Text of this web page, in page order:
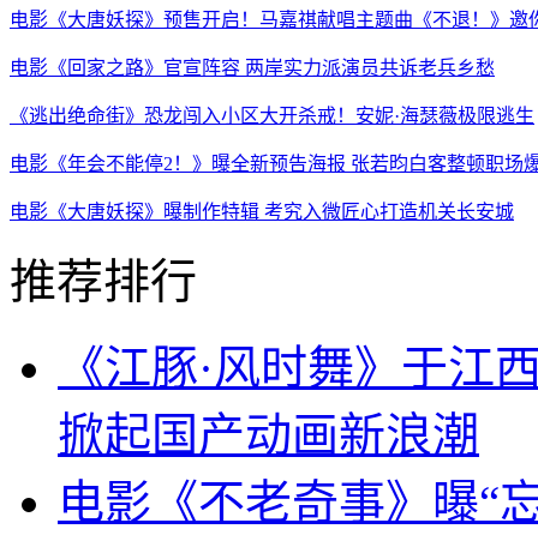
电影《大唐妖探》预售开启！马嘉祺献唱主题曲《不退！》邀
电影《回家之路》官宣阵容 两岸实力派演员共诉老兵乡愁
《逃出绝命街》恐龙闯入小区大开杀戒！安妮·海瑟薇极限逃生
电影《年会不能停2！》曝全新预告海报 张若昀白客整顿职场
电影《大唐妖探》曝制作特辑 考究入微匠心打造机关长安城
推荐排行
《江豚·风时舞》于江
掀起国产动画新浪潮
电影《不老奇事》曝“